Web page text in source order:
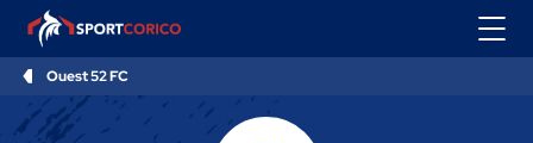
Ouest 52 FC